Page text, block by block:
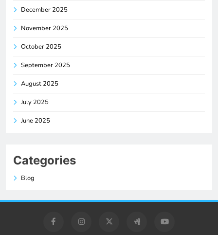
December 2025
November 2025
October 2025
September 2025
August 2025
July 2025
June 2025
Categories
Blog